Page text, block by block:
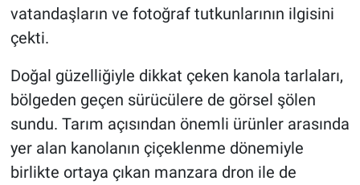
vatandaşların ve fotoğraf tutkunlarının ilgisini
çekti.
Doğal güzelliğiyle dikkat çeken kanola tarlaları,
bölgeden geçen sürücülere de görsel şölen
sundu. Tarım açısından önemli ürünler arasında
yer alan kanolanın çiçeklenme dönemiyle
birlikte ortaya çıkan manzara dron ile de